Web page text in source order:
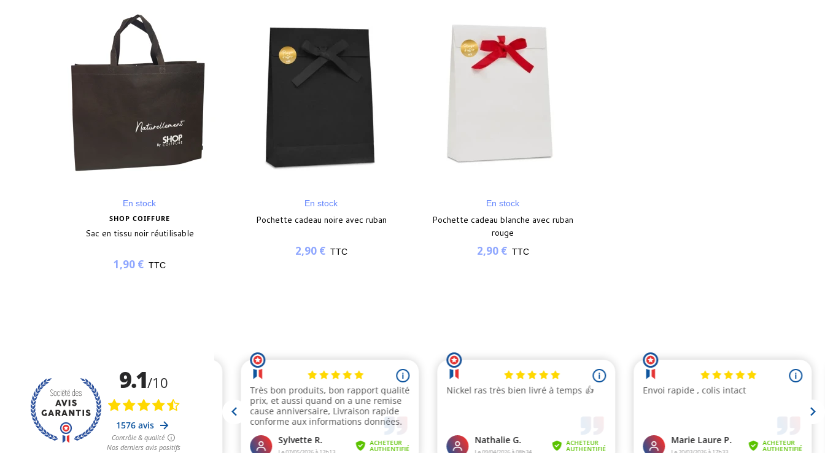
En stock
SHOP COIFFURE
Sac en tissu noir réutilisable
1,90 € TTC
En stock
Pochette cadeau noire avec ruban
2,90 € TTC
En stock
Pochette cadeau blanche avec ruban
rouge
2,90 € TTC